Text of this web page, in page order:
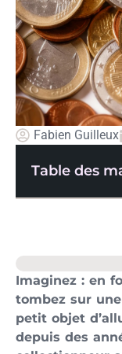
Fabien Guilleux
Table des
Imaginez : en
tombez sur
petit objet
depuis des